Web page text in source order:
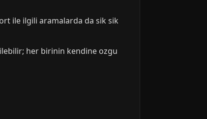
ile ilgili aramalarda da sik sik
her birinin kendine ozgu